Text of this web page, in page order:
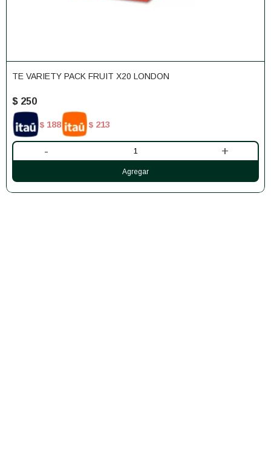
TE VARIETY PACK FRUIT X20 LONDON
$ 250
$ 188 $ 213
- +